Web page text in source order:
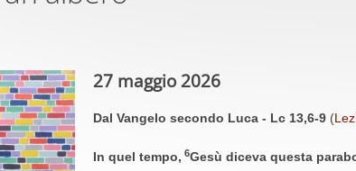
27 maggio 2026
Dal Vangelo secondo Luca - Lc 13,6-9 (
In quel tempo, 6Gesù diceva questa